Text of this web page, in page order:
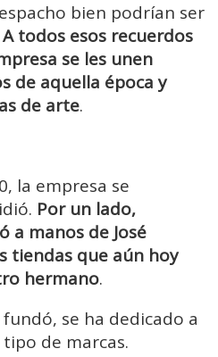
bien podrían ser
A todos esos recuerdos
se les unen
de aquella época y
de arte.
la empresa se
Por un lado,
a manos de José
tiendas que aún hoy
hermano.
se ha dedicado a
de marcas.